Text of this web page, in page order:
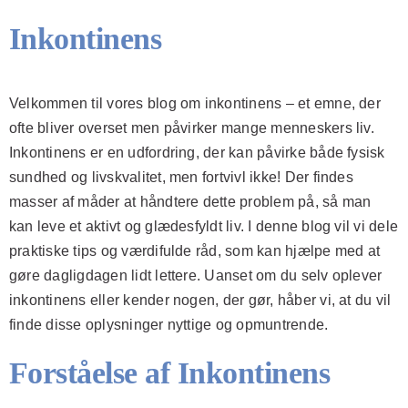
Inkontinens
Velkommen til vores blog om inkontinens – et emne, der
ofte bliver overset men påvirker mange menneskers liv.
Inkontinens er en udfordring, der kan påvirke både fysisk
sundhed og livskvalitet, men fortvivl ikke! Der findes
masser af måder at håndtere dette problem på, så man
kan leve et aktivt og glædesfyldt liv. I denne blog vil vi dele
praktiske tips og værdifulde råd, som kan hjælpe med at
gøre dagligdagen lidt lettere. Uanset om du selv oplever
inkontinens eller kender nogen, der gør, håber vi, at du vil
finde disse oplysninger nyttige og opmuntrende.
Forståelse af Inkontinens